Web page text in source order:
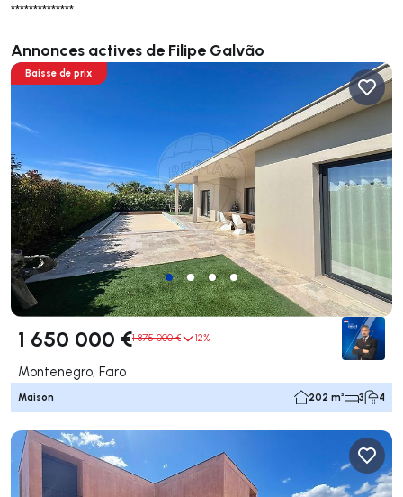
**************
Annonces actives de Filipe Galvão
Baisse de prix
1 650 000 €1 875 000 € 12%
Montenegro, Faro
Maison 202 m² 3 4